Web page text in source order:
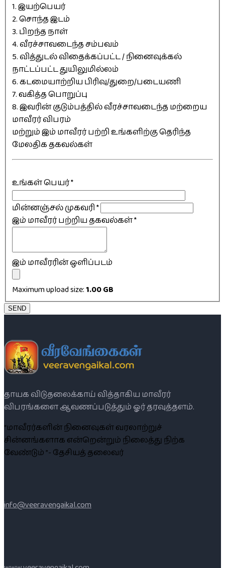
1. இயற்பெயர்
2. சொந்த இடம்
3. பிறந்த நாள்
4. வீரச்சாவடைந்த சம்பவம்
5. வித்துடல் விதைக்கப்பட்ட / நினைவுக்கல்
நாட்டப்பட்ட துயிலுமில்லம்
6. கடமையாற்றிய பிரிவு/துறை/படையணி
7. வகித்த பொறுப்பு
8. இவரின் குடும்பத்தில் வீரச்சாவடைந்த மற்றைய
மாவீரர் விபரம்
மற்றும் இம் மாவீரர் பற்றி உங்களிற்கு தெரிந்த
மேலதிக தகவல்கள்
உங்கள் பெயர்*
மின்னஞ்சல் முகவரி*
இம் மாவீரர் பற்றிய தகவல்கள்*
இம் மாவீரரின் ஒளிப்படம்
Maximum upload size:1.00 GB
SEND
தாயக விடுதலைக்காய் வித்தாகிய மாவீரர்
விபரங்களை ஆவணப்படுத்தும் ஓர் தரவுத்தளம்.
“மாவீரர்களின் நினைவுகள் வரலாற்றுச்
சின்னங்களாக என்றென்றும் நிலைத்து நிற்க
வேண்டும் ”- தேசியத் தலைவர்
info@veeravengaikal.com